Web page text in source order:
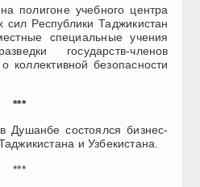
на полигоне учебного центра
Республики Таджикистан
специальные учения
государств-членов
коллективной безопасности
***
в Душанбе состоялся бизнес-
и Узбекистана.
***